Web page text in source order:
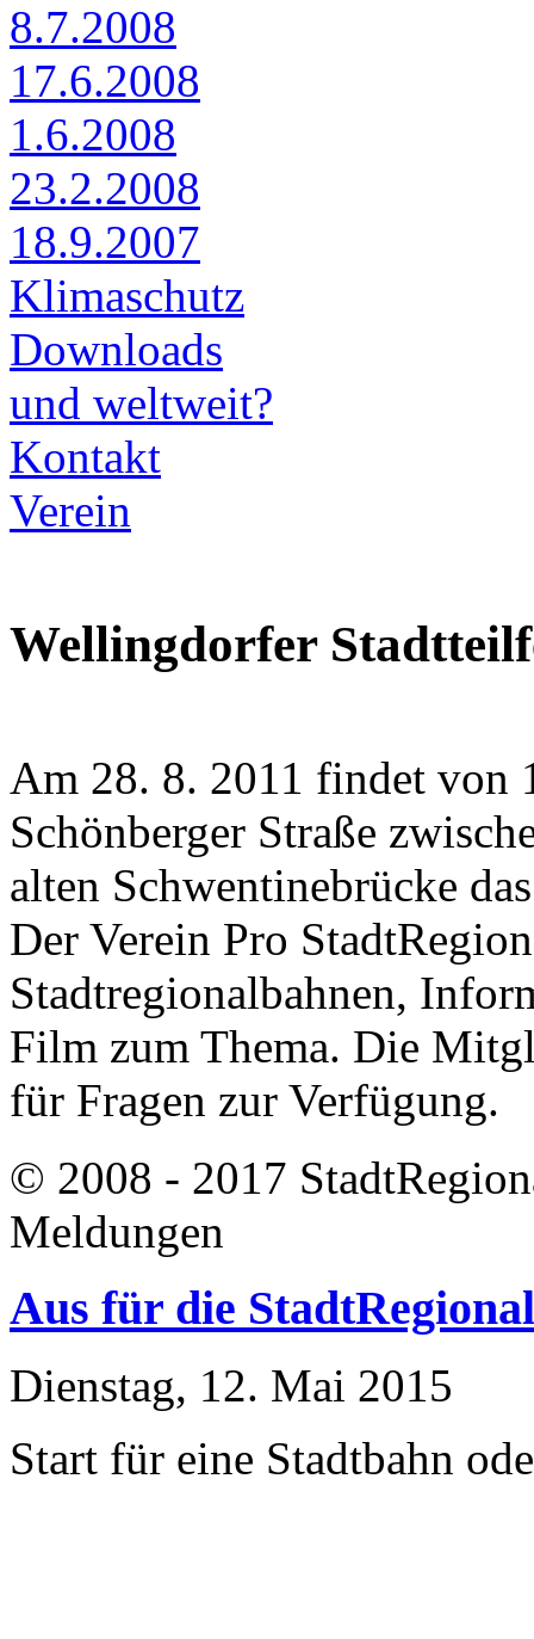
8.7.2008
17.6.2008
1.6.2008
23.2.2008
18.9.2007
Klimaschutz
Downloads
und weltweit?
Kontakt
Verein
Wellingdorfer
Am 28. 8. 2011 findet von
Schönberger Straße
alten Schwentinebrücke
Der Verein Pro
Stadtregionalbahnen,
Film zum Thema. Die
für Fragen zur Verfügung.
© 2008 - 2017
Meldungen
Aus für die
Dienstag, 12. Mai 2015
Start für eine Stadtbahn